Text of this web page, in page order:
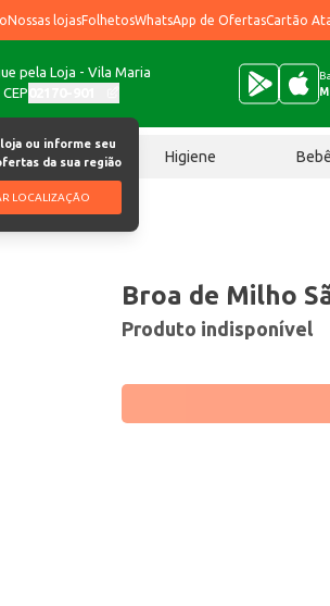
Nossas lojasFolhetosWhatsApp de OfertasCartão
pela Loja - Vila Maria
ou informe seu
da sua região
LOCALIZAÇÃO
Chocolates Higiene
Broa de Milho
Produto indisponível